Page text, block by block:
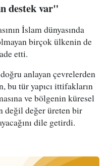
destek var"
İslam dünyasında
birçok ülkenin de
etti.
doğru anlayan çevrelerden
bu tür yapıcı ittifakların
ve bölgenin küresel
değil değer üreten bir
dile getirdi.